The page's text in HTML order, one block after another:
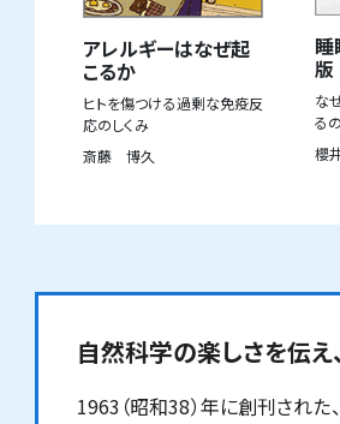
アレルギーはなぜ起
こるか
ヒトを傷つける過剰な免疫反
応のしくみ
斎藤 博久
睡
版
な
る
櫻
自然科学の楽しさを伝
1963（昭和38）年に創刊され